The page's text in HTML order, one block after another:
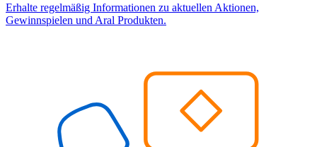
Erhalte regelmäßig Informationen zu aktuellen Aktionen,
Gewinnspielen und Aral Produkten.